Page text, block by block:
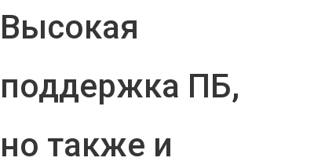
Высокая
поддержка ПБ,
но также и